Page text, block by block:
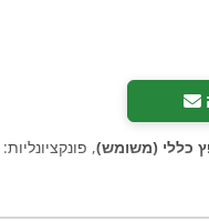
כללי (משומש), פונקציונליות: